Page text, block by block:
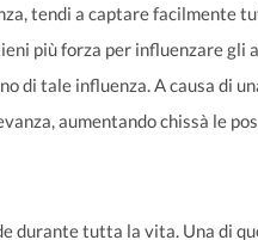
tendi a captare facilmente
più forza per influenzare gli
di tale influenza. A causa di
aumentando chissà le
durante tutta la vita. Una di